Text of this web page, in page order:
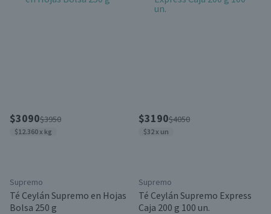
$3090$3950
$12.360 x kg
Supremo
Té Ceylán Supremo en Hojas
Bolsa 250 g
$3190$4050
$32 x un
Supremo
Té Ceylán Supremo Express
Caja 200 g 100 un.